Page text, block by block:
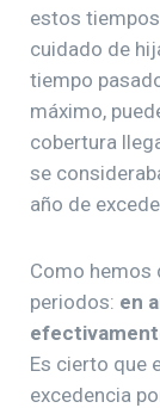
estos
cuidado de
tiempo
máximo,
cobertura
se
año de
Como hemos
periodos: en
Es cierto que
excedencia